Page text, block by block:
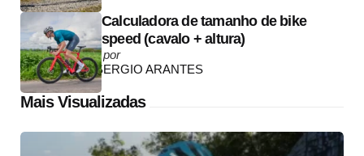
Calculadora de tamanho de bike
speed (cavalo + altura)
Posted
by
por
SERGIO ARANTES
Mais Visualizadas